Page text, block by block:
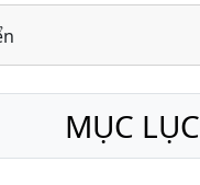
MỤC LỤC